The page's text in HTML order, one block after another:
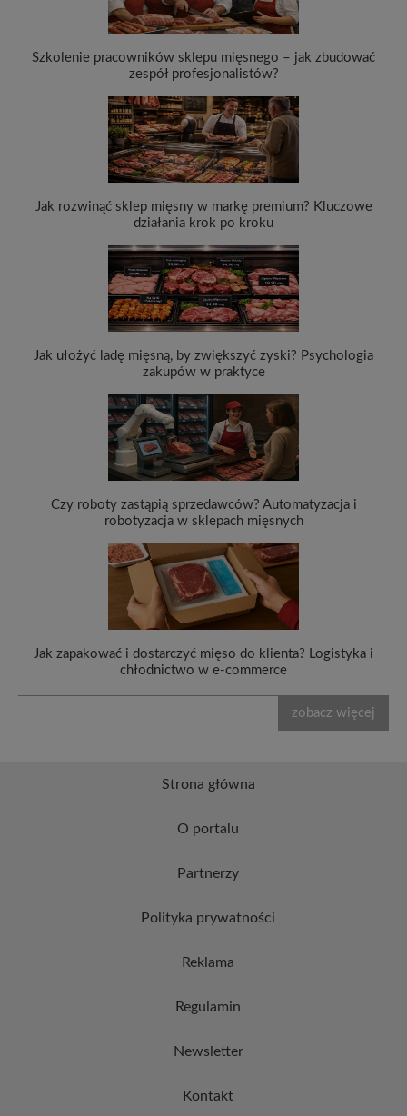
Szkolenie pracowników sklepu mięsnego – jak zbudować
zespół profesjonalistów?
Jak rozwinąć sklep mięsny w markę premium? Kluczowe
działania krok po kroku
Jak ułożyć ladę mięsną, by zwiększyć zyski? Psychologia
zakupów w praktyce
Czy roboty zastąpią sprzedawców? Automatyzacja i
robotyzacja w sklepach mięsnych
Jak zapakować i dostarczyć mięso do klienta? Logistyka i
chłodnictwo w e-commerce
zobacz więcej
Strona główna
O portalu
Partnerzy
Polityka prywatności
Reklama
Regulamin
Newsletter
Kontakt